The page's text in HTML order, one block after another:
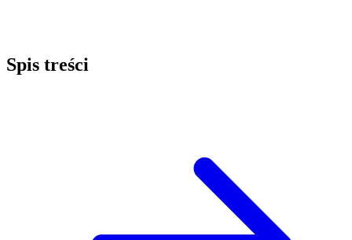
Spis treści